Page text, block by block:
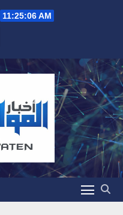
11:25:07 AM